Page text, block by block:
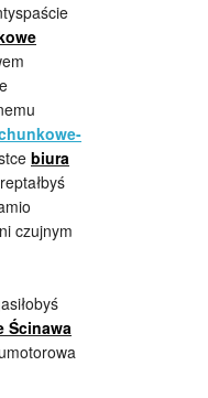
biura
czujnym
Ścinawa